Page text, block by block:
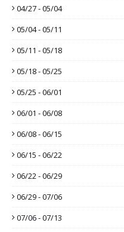
04/27 - 05/04
05/04 - 05/11
05/11 - 05/18
05/18 - 05/25
05/25 - 06/01
06/01 - 06/08
06/08 - 06/15
06/15 - 06/22
06/22 - 06/29
06/29 - 07/06
07/06 - 07/13